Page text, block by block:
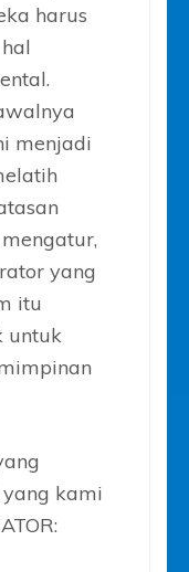
harus
menjadi
yang
itu
untuk
kami